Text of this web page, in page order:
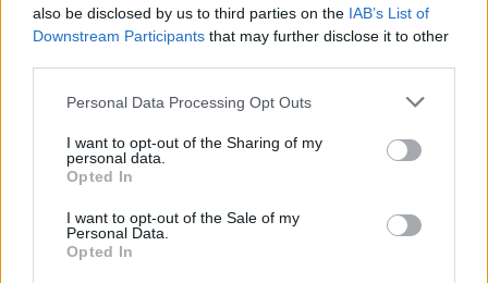
also be disclosed by us to third parties on the IAB’s List of
Downstream Participants that may further disclose it to other
Personal Data Processing Opt Outs
I want to opt-out of the Sharing of my
personal data.
Opted In
I want to opt-out of the Sale of my
Personal Data.
Opted In
MEGTEKINTEM MEGTEKINTEM